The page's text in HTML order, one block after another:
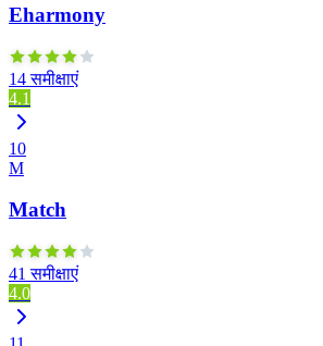
Eharmony
14 समीक्षाएं
4.1
10
M
Match
41 समीक्षाएं
4.0